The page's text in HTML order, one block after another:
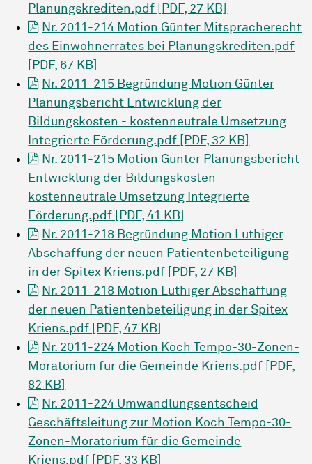
Planungskrediten.pdf [PDF, 27 KB]
Nr. 2011-214 Motion Günter Mitspracherecht
des Einwohnerrates bei Planungskrediten.pdf
[PDF, 67 KB]
Nr. 2011-215 Begründung Motion Günter
Planungsbericht Entwicklung der
Bildungskosten - kostenneutrale Umsetzung
Integrierte Förderung.pdf [PDF, 32 KB]
Nr. 2011-215 Motion Günter Planungsbericht
Entwicklung der Bildungskosten -
kostenneutrale Umsetzung Integrierte
Förderung.pdf [PDF, 41 KB]
Nr. 2011-218 Begründung Motion Luthiger
Abschaffung der neuen Patientenbeteiligung
in der Spitex Kriens.pdf [PDF, 27 KB]
Nr. 2011-218 Motion Luthiger Abschaffung
der neuen Patientenbeteiligung in der Spitex
Kriens.pdf [PDF, 47 KB]
Nr. 2011-224 Motion Koch Tempo-30-Zonen-
Moratorium für die Gemeinde Kriens.pdf [PDF,
82 KB]
Nr. 2011-224 Umwandlungsentscheid
Geschäftsleitung zur Motion Koch Tempo-30-
Zonen-Moratorium für die Gemeinde
Kriens.pdf [PDF, 33 KB]